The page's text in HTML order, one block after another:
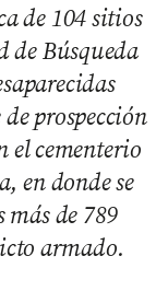
de 104 sitios
de Búsqueda
prospección
el cementerio
en donde se
de 789
armado.